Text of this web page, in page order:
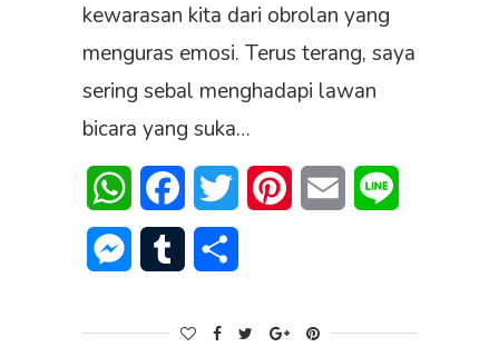
kewarasan kita dari obrolan yang
menguras emosi. Terus terang, saya
sering sebal menghadapi lawan
bicara yang suka…
WhatsAppFacebookTwitter PinterestEmail
Messenger
Tumblr